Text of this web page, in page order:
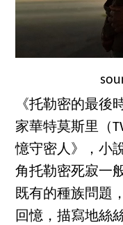
《托勒密的最後
家華特莫斯里（
憶守密人》，小
角托勒密死寂一
既有的種族問題
回憶，描寫地絲